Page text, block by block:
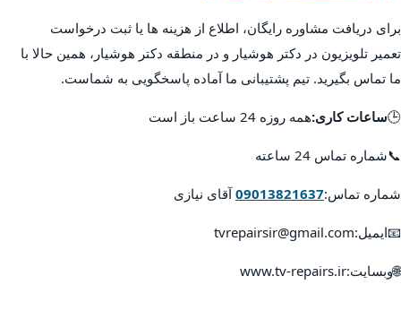
برای دریافت مشاوره رایگان، اطلاع از هزینه ها یا ثبت درخواست
تعمیر تلویزیون در دکتر هوشیار و در منطقه دکتر هوشیار، همین حالا با
ما تماس بگیرید. تیم پشتیبانی ما آماده پاسخگویی به شماست.
🕒ساعات کاری:همه روزه 24 ساعت باز است
📞شماره تماس 24 ساعته
شماره تماس:09013821637آقای نیازی
📧ایمیل:tvrepairsir@gmail.com
🌐وبسایت:www.tv-repairs.ir